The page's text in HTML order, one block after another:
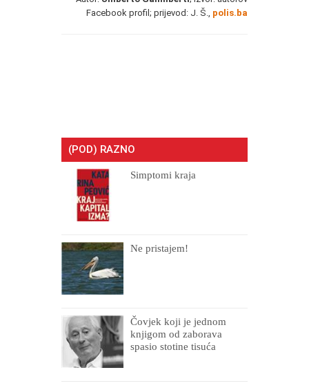
Facebook profil; prijevod: J. Š., polis.ba
(POD) RAZNO
Simptomi kraja
Ne pristajem!
Čovjek koji je jednom
knjigom od zaborava
spasio stotine tisuća